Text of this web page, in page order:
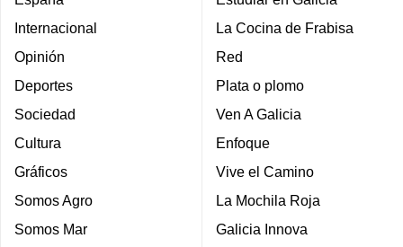
Internacional
Opinión
Deportes
Sociedad
Cultura
Gráficos
Somos Agro
Somos Mar
La Cocina de Frabisa
Red
Plata o plomo
Ven A Galicia
Enfoque
Vive el Camino
La Mochila Roja
Galicia Innova